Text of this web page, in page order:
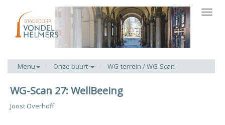
Menu Onze buurt WG-terrein / WG-Scan
WG-Scan 27: WellBeeing
Joost Overhoff